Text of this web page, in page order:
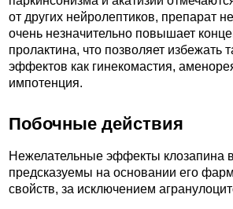
от других нейролептиков, препарат
очень незначительно повышает
пролактина, что позволяет избежать
эффектов как гинекомастия,
импотенция.
Побочные действия
Нежелательные эффекты клозапина
предсказуемы на основании его
свойств, за исключением